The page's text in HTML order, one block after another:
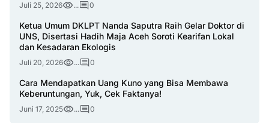
Juli 25, 2026 ... 0
Ketua Umum DKLPT Nanda Saputra Raih Gelar Doktor di
UNS, Disertasi Hadih Maja Aceh Soroti Kearifan Lokal
dan Kesadaran Ekologis
Juli 20, 2026 ... 0
Cara Mendapatkan Uang Kuno yang Bisa Membawa
Keberuntungan, Yuk, Cek Faktanya!
Juni 17, 2025 ... 0